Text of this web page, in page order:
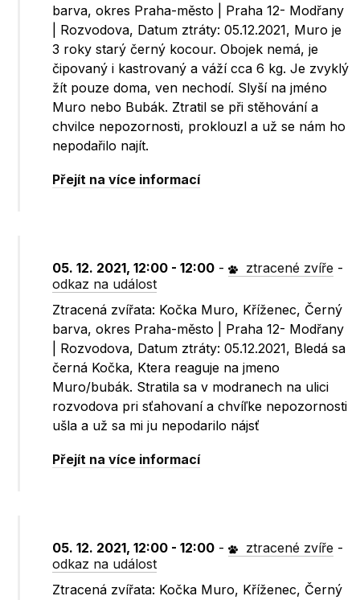
barva, okres Praha-město | Praha 12- Modřany
| Rozvodova, Datum ztráty: 05.12.2021, Muro je
3 roky starý černý kocour. Obojek nemá, je
čipovaný i kastrovaný a váží cca 6 kg. Je zvyklý
žít pouze doma, ven nechodí. Slyší na jméno
Muro nebo Bubák. Ztratil se při stěhování a
chvilce nepozornosti, proklouzl a už se nám ho
nepodařilo najít.
Přejít na více informací
05. 12. 2021, 12:00 - 12:00 - ztracené zvíře -
odkaz na událost
Ztracená zvířata: Kočka Muro, Kříženec, Černý
barva, okres Praha-město | Praha 12- Modřany
| Rozvodova, Datum ztráty: 05.12.2021, Bledá sa
černá Kočka, Ktera reaguje na jmeno
Muro/bubák. Stratila sa v modranech na ulici
rozvodova pri sťahovaní a chvíľke nepozornosti
ušla a už sa mi ju nepodarilo nájsť
Přejít na více informací
05. 12. 2021, 12:00 - 12:00 - ztracené zvíře -
odkaz na událost
Ztracená zvířata: Kočka Muro, Kříženec, Černý